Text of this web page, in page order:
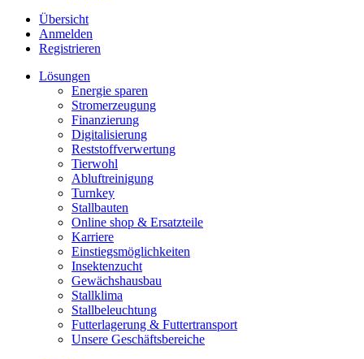
Übersicht
Anmelden
Registrieren
Lösungen
Energie sparen
Stromerzeugung
Finanzierung
Digitalisierung
Reststoffverwertung
Tierwohl
Abluftreinigung
Turnkey
Stallbauten
Online shop & Ersatzteile
Karriere
Einstiegsmöglichkeiten
Insektenzucht
Gewächshausbau
Stallklima
Stallbeleuchtung
Futterlagerung & Futtertransport
Unsere Geschäftsbereiche